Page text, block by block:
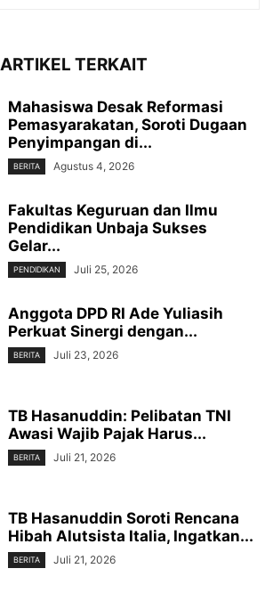
ARTIKEL TERKAIT
Mahasiswa Desak Reformasi
Pemasyarakatan, Soroti Dugaan
Penyimpangan di...
BERITA Agustus 4, 2026
Fakultas Keguruan dan Ilmu
Pendidikan Unbaja Sukses
Gelar...
PENDIDIKAN Juli 25, 2026
Anggota DPD RI Ade Yuliasih
Perkuat Sinergi dengan...
BERITA Juli 23, 2026
TB Hasanuddin: Pelibatan TNI
Awasi Wajib Pajak Harus...
BERITA Juli 21, 2026
TB Hasanuddin Soroti Rencana
Hibah Alutsista Italia, Ingatkan...
BERITA Juli 21, 2026